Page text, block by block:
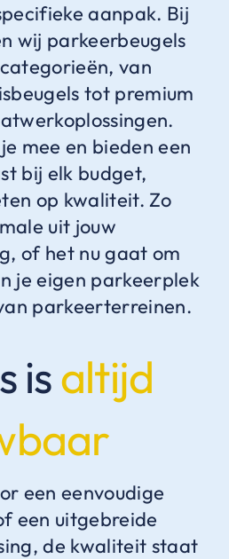
aanpak. Bij
wij parkeerbeugels
van
tot premium
mee en bieden een
bij elk budget,
op kwaliteit. Zo
uit jouw
of het nu gaat om
je eigen parkeerplek
parkeerterreinen.
isaltijd
een eenvoudige
een uitgebreide
de kwaliteit staat